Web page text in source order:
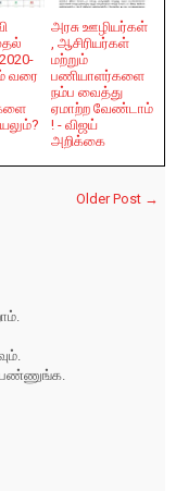
வரை
அரசு ஊழியர்கள்
, ஆசிரியர்கள்
மற்றும்
பணியாளர்களை
நம்ப வைத்து
ஏமாற்ற வேண்டாம்
! - விஜய்
அறிக்கை
Older Post →
பண்ணுங்க.